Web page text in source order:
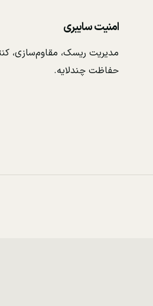
امنیت سایبری
مدیریت ریسک، مقاوم‌سازی،
حفاظت چندلایه.